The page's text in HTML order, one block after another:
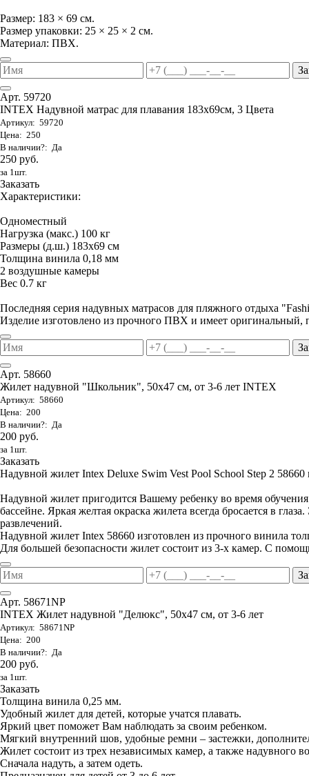
Размер: 183 × 69 см.
Размер упаковки: 25 × 25 × 2 см.
Материал: ПВХ.
Арт. 59720
INTEX Надувной матрас для плавания 183х69см, 3 Цвета
Артикул: 59720
Цена: 250
В наличии?: Да
250 руб.
за 1шт.
Заказать
Характеристики:
Одноместный
Нагрузка (макс.) 100 кг
Размеры (д.ш.) 183х69 см
Толщина винила 0,18 мм
2 воздушные камеры
Вес 0.7 кг
Последняя серия надувных матрасов для пляжного отдыха
Изделие изготовлено из прочного ПВХ и имеет оригинальный,
Арт. 58660
Жилет надувной "Школьник", 50х47 см, от 3-6 лет INTEX
Артикул: 58660
Цена: 200
В наличии?: Да
200 руб.
за 1шт.
Заказать
Надувной жилет Intex Deluxe Swim Vest Pool School Step 2 58660
Надувной жилет пригодится Вашему ребенку во время
бассейне. Яркая желтая окраска жилета всегда бросается в
развлечений.
Надувной жилет Intex 58660 изготовлен из прочного винила
Для большей безопасности жилет состоит из 3-х камер. С
Арт. 58671NP
INTEX Жилет надувной "Делюкс", 50х47 см, от 3-6 лет
Артикул: 58671NP
Цена: 200
В наличии?: Да
200 руб.
за 1шт.
Заказать
Толщина винила 0,25 мм.
Удобный жилет для детей, которые учатся плавать.
Яркий цвет поможет Вам наблюдать за своим ребенком.
Мягкий внутренний шов, удобные ремни – застежки,
Жилет состоит из трех независимых камер, а также надувного
Сначала надуть, а затем одеть.